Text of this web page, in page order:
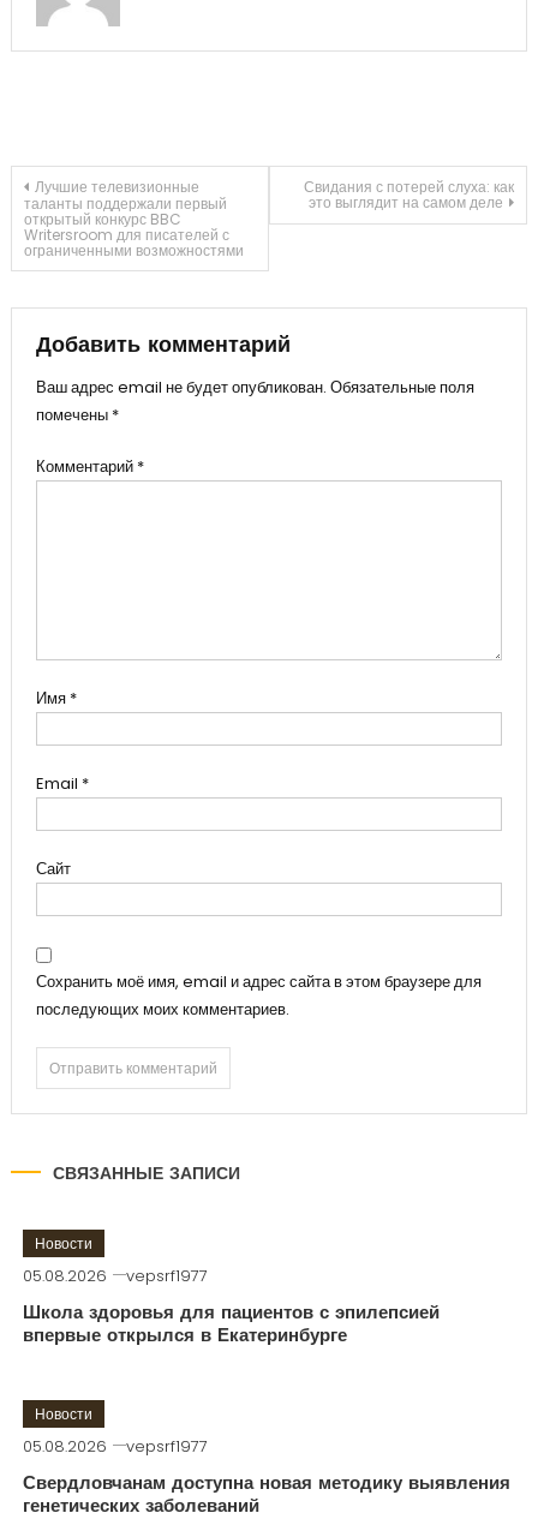
Навигация
по
записям
Лучшие телевизионные
таланты поддержали первый
открытый конкурс BBC
Writersroom для писателей с
ограниченными возможностями
Свидания с потерей слуха: как
это выглядит на самом деле
Добавить комментарий
Ваш адрес email не будет опубликован. Обязательные поля
помечены *
Комментарий *
Имя *
Email *
Сайт
Сохранить моё имя, email и адрес сайта в этом браузере для
последующих моих комментариев.
СВЯЗАННЫЕ ЗАПИСИ
Новости
05.08.2026 vepsrf1977
Школа здоровья для пациентов с эпилепсией
впервые открылся в Екатеринбурге
Новости
05.08.2026 vepsrf1977
Свердловчанам доступна новая методику выявления
генетических заболеваний